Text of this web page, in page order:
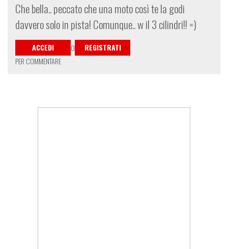
Che bella.. peccato che una moto così te la godi
davvero solo in pista! Comunque.. w il 3 cilindri!! =)
ACCEDI O
REGISTRATI
PER COMMENTARE